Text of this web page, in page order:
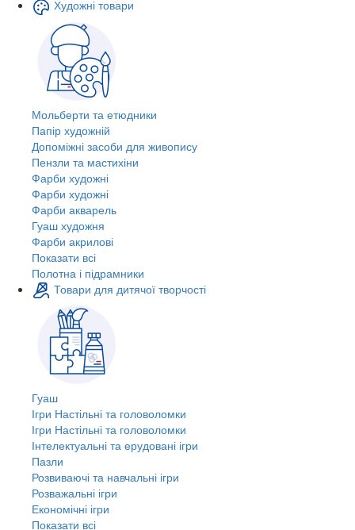
Художні товари
Мольберти та етюдники
Папір художній
Допоміжні засоби для живопису
Пензли та мастихіни
Фарби художні
Фарби художні
Фарби акварель
Гуаш художня
Фарби акрилові
Показати всі
Полотна і підрамники
Товари для дитячої творчості
Гуаш
Ігри Настільні та головоломки
Ігри Настільні та головоломки
Інтелектуальні та ерудовані ігри
Пазли
Розвиваючі та навчальні ігри
Розважальні ігри
Економічні ігри
Показати всі